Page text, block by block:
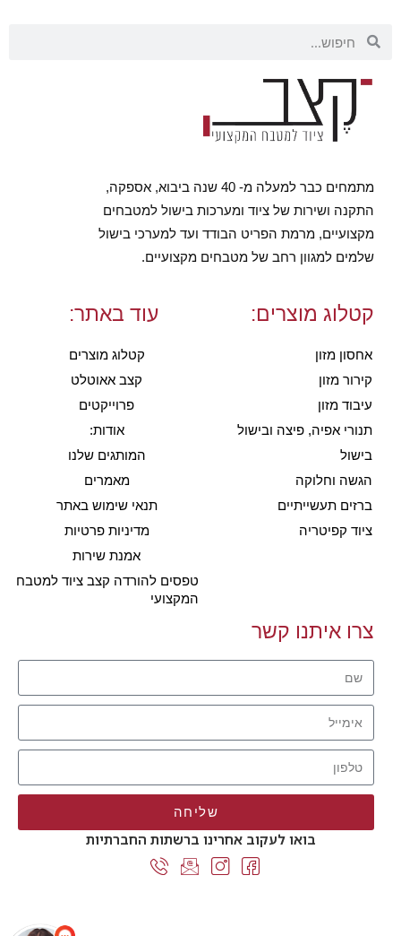
מתמחים כבר למעלה מ- 40 שנה ביבוא, אספקה,
התקנה ושירות של ציוד ומערכות בישול למטבחים
מקצועיים, מרמת הפריט הבודד ועד למערכי בישול
שלמים למגוון רחב של מטבחים מקצועיים.
קטלוג מוצרים:
אחסון מזון
קירור מזון
עיבוד מזון
תנורי אפיה, פיצה ובישול
בישול
הגשה וחלוקה
ברזים תעשייתיים
ציוד קפיטריה
עוד באתר:
קטלוג מוצרים
קצב אאוטלט
פרוייקטים
אודות:
המותגים שלנו
מאמרים
תנאי שימוש באתר
מדיניות פרטיות
אמנת שירות
טפסים להורדה קצב ציוד למטבח
המקצועי
צרו איתנו קשר
שליחה
בואו לעקוב אחרינו ברשתות החברתיות